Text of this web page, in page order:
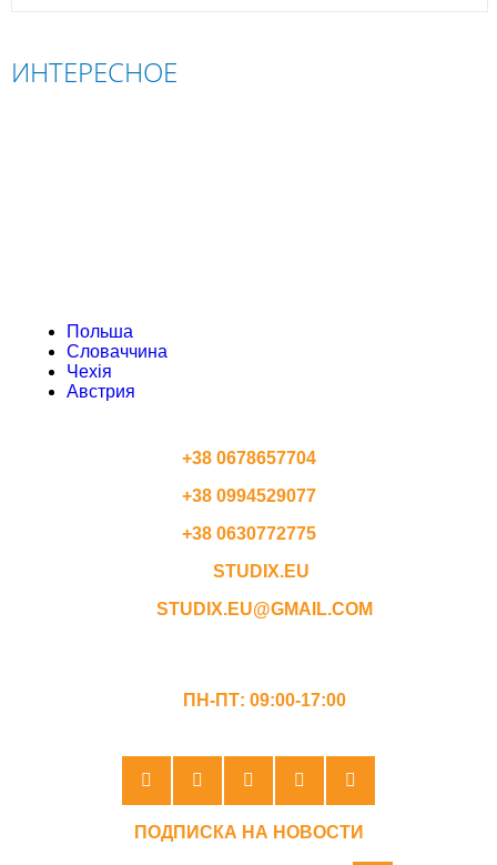
ИНТЕРЕСНОЕ
Польша
Словаччина
Чехія
Австрия
+38 0678657704
+38 0994529077
+38 0630772775
STUDIX.EU
STUDIX.EU@GMAIL.COM
ПН-ПТ: 09:00-17:00
ПОДПИСКА НА НОВОСТИ